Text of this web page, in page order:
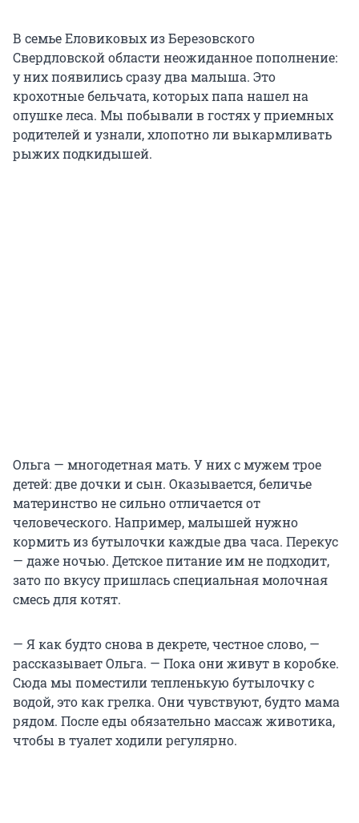
В семье Еловиковых из Березовского
Свердловской области неожиданное пополнение:
у них появились сразу два малыша. Это
крохотные бельчата, которых папа нашел на
опушке леса. Мы побывали в гостях у приемных
родителей и узнали, хлопотно ли выкармливать
рыжих подкидышей.
Ольга — многодетная мать. У них с мужем трое
детей: две дочки и сын. Оказывается, беличье
материнство не сильно отличается от
человеческого. Например, малышей нужно
кормить из бутылочки каждые два часа. Перекус
— даже ночью. Детское питание им не подходит,
зато по вкусу пришлась специальная молочная
смесь для котят.
— Я как будто снова в декрете, честное слово, —
рассказывает Ольга. — Пока они живут в коробке.
Сюда мы поместили тепленькую бутылочку с
водой, это как грелка. Они чувствуют, будто мама
рядом. После еды обязательно массаж животика,
чтобы в туалет ходили регулярно.